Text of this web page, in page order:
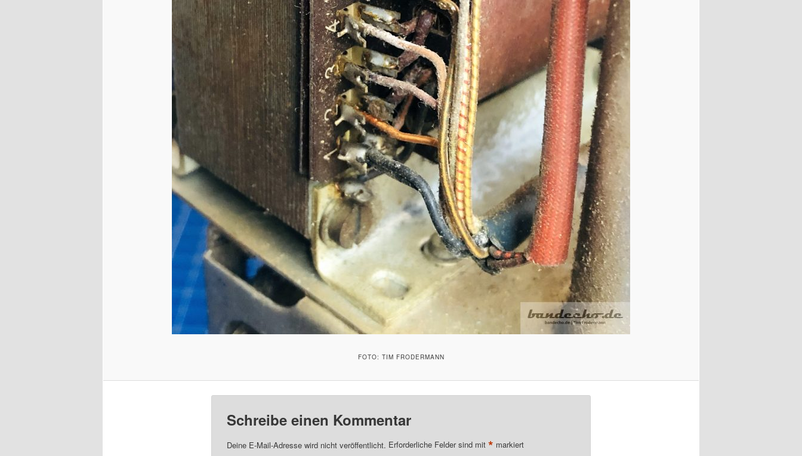
FOTO: TIM FRODERMANN
Schreibe einen Kommentar
Deine E-Mail-Adresse wird nicht veröffentlicht. Erforderliche Felder sind mit * markiert